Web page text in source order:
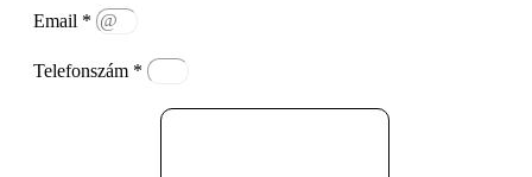
Email *
Telefonszám *